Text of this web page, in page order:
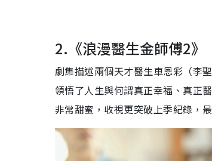
2.《浪漫醫生金師傅2》
劇集描述兩個天才醫生車恩彩（李
領悟了人生與何謂真正幸福、真正
非常甜蜜，收視更突破上季紀錄，